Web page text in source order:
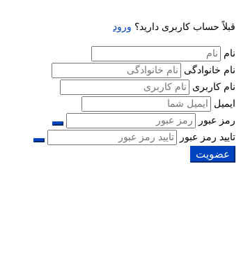
نام
دانشجو
قبلاً حساب کاربری دارید؟ ورود
نام
نام خانوادگی
نام کاربری
ایمیل
رمز عبور
تایید رمز عبور
عضویت